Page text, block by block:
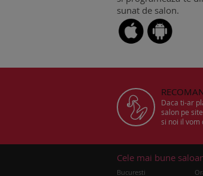
sunat de salon.
Daca ti-ar
salon pe
si noi il vom
Cele mai bune
Bucuresti